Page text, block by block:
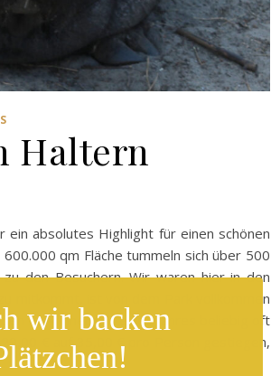
Haltern
ein absolutes Highlight für einen schönen
qm Fläche tummeln sich über 500
den Besuchern. Wir waren hier in den
mitkommt, ist von dem Park vollkommen
Park innerhalb eines Jahres beliebig oft
€ auf 35,00 € pro Person gestiegen,
wir backen